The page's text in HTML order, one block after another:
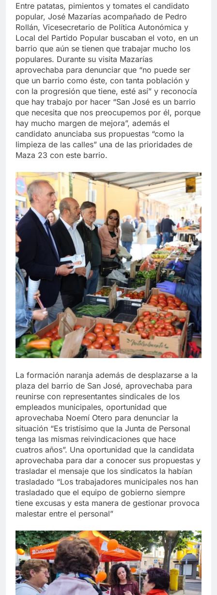
Entre patatas, pimientos y tomates el candidato
popular, José Mazarías acompañado de Pedro
Rollán, Vicesecretario de Política Autonómica y
Local del Partido Popular buscaban el voto, en un
barrio que aún se tienen que trabajar mucho los
populares. Durante su visita Mazarías
aprovechaba para denunciar que “no puede ser
que un barrio como éste, con tanta población y
con la progresión que tiene, esté así” y reconocía
que hay trabajo por hacer “San José es un barrio
que necesita que nos preocupemos por él, porque
hay mucho margen de mejora”, además el
candidato anunciaba sus propuestas “como la
limpieza de las calles” una de las prioridades de
Maza 23 con este barrio.
La formación naranja además de desplazarse a la
plaza del barrio de San José, aprovechaba para
reunirse con representantes sindicales de los
empleados municipales, oportunidad que
aprovechaba Noemí Otero para denunciar la
situación “Es tristísimo que la Junta de Personal
tenga las mismas reivindicaciones que hace
cuatros años”. Una oportunidad que la candidata
aprovechaba para dar a conocer sus propuestas y
trasladar el mensaje que los sindicatos la habían
trasladado “Los trabajadores municipales nos han
trasladado que el equipo de gobierno siempre
tiene excusas y esta manera de gestionar provoca
malestar entre el personal”